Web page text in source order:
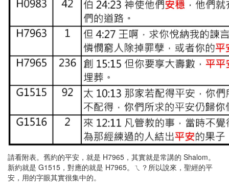
請看附表。舊約的平安，就是 H7965，其實就是常講的 Shalom。
新約就是 G1515，對應的就是 H7965。ㄟ？所以說來，聖經的平
安，用的字眼其實很集中的。